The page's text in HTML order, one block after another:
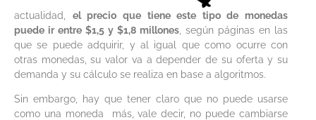
actualidad, el precio que tiene este tipo de monedas
puede ir entre $1,5 y $1,8 millones , según páginas en las
que se puede adquirir, y al igual que como ocurre con
otras monedas, su valor va a depender de su oferta y su
demanda y su cálculo se realiza en base a algoritmos.
Sin embargo, hay que tener claro que no puede usarse
como una moneda más, vale decir, no puede cambiarse